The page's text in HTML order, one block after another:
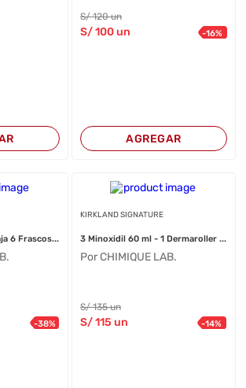
S/120 un
S/100un -16%
AGREGAR
Kirkland Caja 6 Frascos...
-38%
KIRKLAND SIGNATURE
3 Minoxidil 60 ml - 1 Dermaroller ...
Por CHIMIQUE LAB.
S/135 un
S/115 un -14%